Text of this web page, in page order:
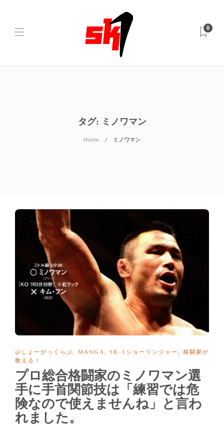
0
タグ: ミノワマン
Home ミノワマン
@しょーがっくらぶ, MANGA , SK-1ショーリンジャー, 格闘家が
教える！
プロ総合格闘家のミノワマン選
手に手首関節技は「練習では危
険なので使えませんね」と言わ
れました。